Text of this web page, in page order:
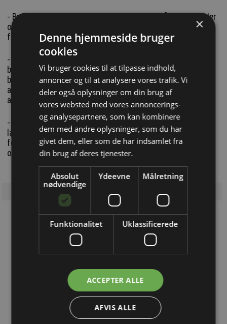
- Branchen er nødt til at udvide talentpuljen både i køn, alder
og baggrund. Ikke kun fordi antallet af faglærte falder, men
fordi det er sund forretningslogik.
- Undersøgelser viser, at mangfoldige teams træffer bedre
beslutninger end ensartede grupper, siger chef for
bæredygtighed i Brødrene Dahl, Kristine Ohrt, og peger på,
at Brødrene Dahl som landsdækkende aktør har et særligt
ansvar:
- Vi vil gerne bidrage til mere diversitet i branchen. Som
landsdækkende grossist kan vi gøre det mere tilgængeligt
for alle herunder også kvinder at træde ind i vvs-verdenen
og samtidig være med til at nedbryde fordomme.
Løsninger du kan bruge!
Få navn og logo her!
Denne annonce vises over 200.000
gange årligt
Privatgrossisten
Køb VVS online - Fri fragt ved køb over
Kr. 599,-
×
Denne hjemmeside bruger
cookies
Vi bruger cookies til at tilpasse indhold,
annoncer og til at analysere vores trafik. Vi
deler også oplysninger om din brug af
vores websted med vores annoncerings-
og analysepartnere, som kan kombinere
dem med andre oplysninger, som du har
givet dem, eller som de har indsamlet fra
din brug af deres tjenester.
Absolut
nødvendige
Ydeevne Målretning
Funktionalitet Uklassificerede
ACCEPTER ALLE
AFVIS ALLE